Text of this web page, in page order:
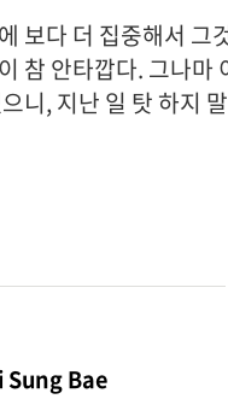
보다 더 집중해서 그
참 안타깝다. 그나마
니, 지난 일 탓 하지
Sung Bae